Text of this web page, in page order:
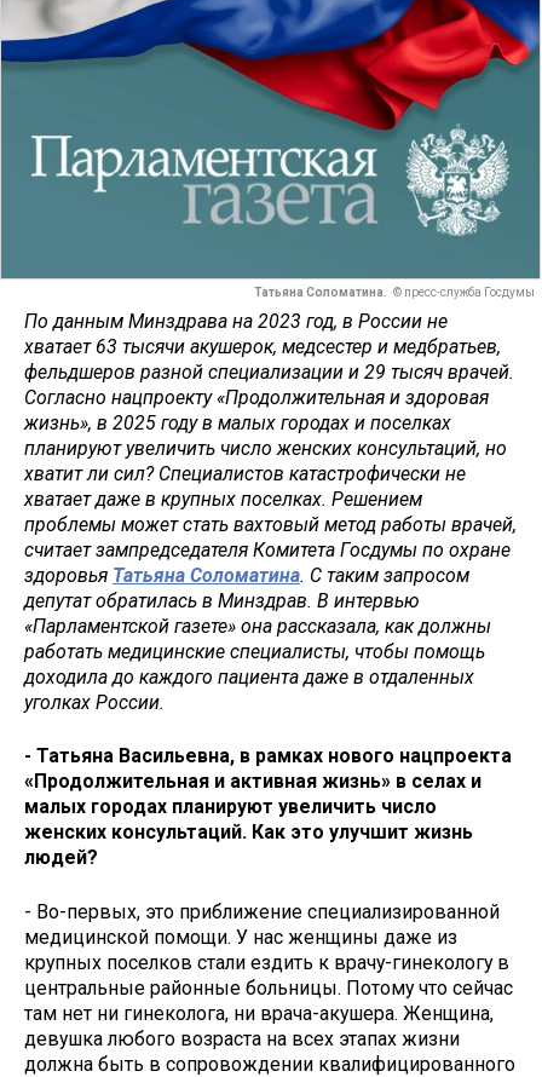
Татьяна Соломатина. © пресс-служба Госдумы
По данным Минздрава на 2023 год, в России не
хватает 63 тысячи акушерок, медсестер и медбратьев,
фельдшеров разной специализации и 29 тысяч врачей.
Согласно нацпроекту «Продолжительная и здоровая
жизнь», в 2025 году в малых городах и поселках
планируют увеличить число женских консультаций, но
хватит ли сил? Специалистов катастрофически не
хватает даже в крупных поселках. Решением
проблемы может стать вахтовый метод работы врачей,
считает зампредседателя Комитета Госдумы по охране
здоровья Татьяна Соломатина. С таким запросом
депутат обратилась в Минздрав. В интервью
«Парламентской газете» она рассказала, как должны
работать медицинские специалисты, чтобы помощь
доходила до каждого пациента даже в отдаленных
уголках России.
- Татьяна Васильевна, в рамках нового нацпроекта
«Продолжительная и активная жизнь» в селах и
малых городах планируют увеличить число
женских консультаций. Как это улучшит жизнь
людей?
- Во-первых, это приближение специализированной
медицинской помощи. У нас женщины даже из
крупных поселков стали ездить к врачу-гинекологу в
центральные районные больницы. Потому что сейчас
там нет ни гинеколога, ни врача-акушера. Женщина,
девушка любого возраста на всех этапах жизни
должна быть в сопровождении квалифицированного